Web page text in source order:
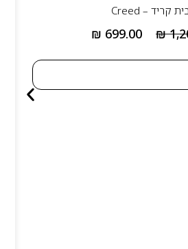
קריד – Creed
₪
₪ 699.00